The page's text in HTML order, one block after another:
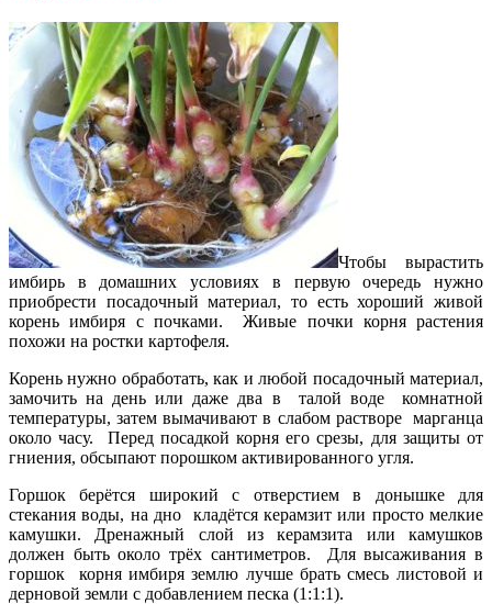
Чтобы вырастить
имбирь в домашних условиях в первую очередь нужно
приобрести посадочный материал, то есть хороший живой
корень имбиря с почками. Живые почки корня растения
похожи на ростки картофеля.
Корень нужно обработать, как и любой посадочный материал,
замочить на день или даже два в талой воде комнатной
температуры, затем вымачивают в слабом растворе марганца
около часу. Перед посадкой корня его срезы, для защиты от
гниения, обсыпают порошком активированного угля.
Горшок берётся широкий с отверстием в донышке для
стекания воды, на дно кладётся керамзит или просто мелкие
камушки. Дренажный слой из керамзита или камушков
должен быть около трёх сантиметров. Для высаживания в
горшок корня имбиря землю лучше брать смесь листовой и
дерновой земли с добавлением песка (1:1:1).